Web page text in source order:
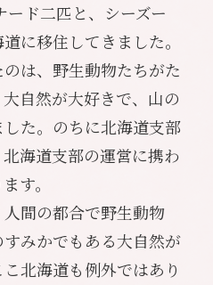
ド二匹と、シーズー
に移住してきました。
は、野生動物たちがた
自然が大好きで、山の
た。のちに北海道支部
海道支部の運営に携わ
す。
間の都合で野生動物
みかでもある大自然が
北海道も例外ではあり